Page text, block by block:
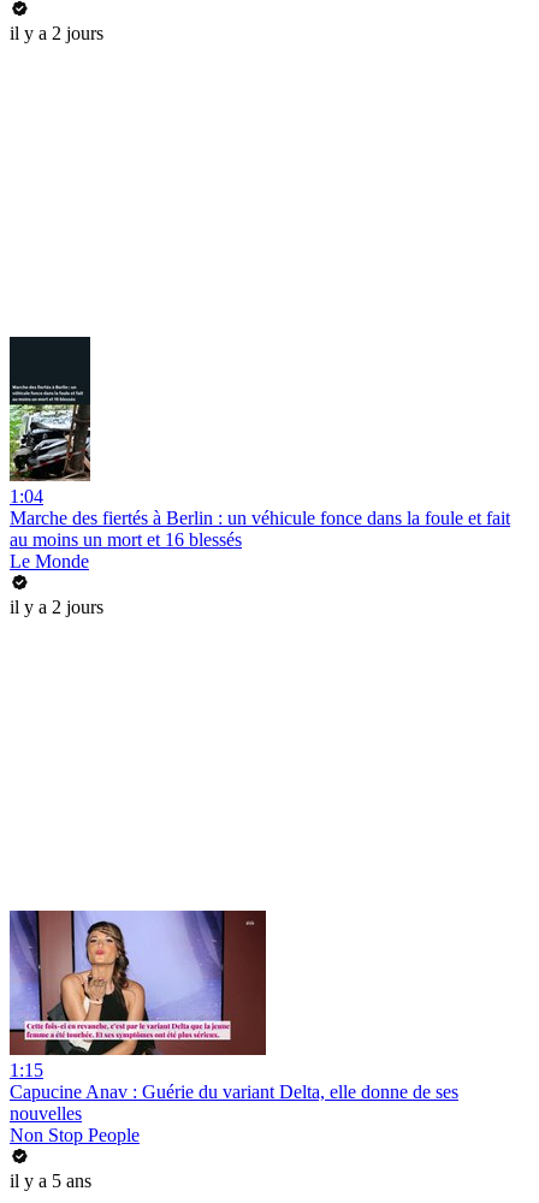
il y a 2 jours
1:04
Marche des fiertés à Berlin : un véhicule fonce dans la foule et fait
au moins un mort et 16 blessés
Le Monde
il y a 2 jours
1:15
Capucine Anav : Guérie du variant Delta, elle donne de ses
nouvelles
Non Stop People
il y a 5 ans